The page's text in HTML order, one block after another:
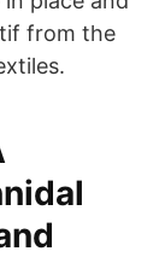
from the